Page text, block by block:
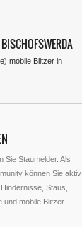
mobile Blitzer in
Sie Staumelder. Als
können Sie aktiv
Staus,
und mobile Blitzer